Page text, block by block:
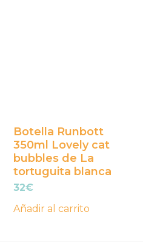
Botella Runbott
350ml Lovely cat
bubbles de La
tortuguita blanca
32€
Añadir al carrito